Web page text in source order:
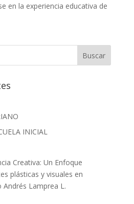
en la experiencia educativa de
INICIAL
Creativa: Un Enfoque
plásticas y visuales en
Andrés Lamprea L.